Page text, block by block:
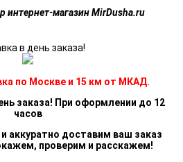
магазин MirDusha.ru
в день заказа!
по Москве и 15 км от МКАД.
заказа! При оформлении до 12
часов
аккуратно доставим ваш заказ
проверим и расскажем!